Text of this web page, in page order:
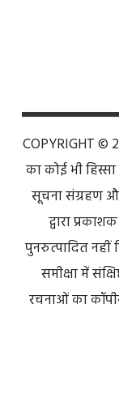
COPYRIGHT ©
का कोई भी
सूचना संग्रहण
द्वारा
पुनरुत्पादित
समीक्षा में
रचनाओं का